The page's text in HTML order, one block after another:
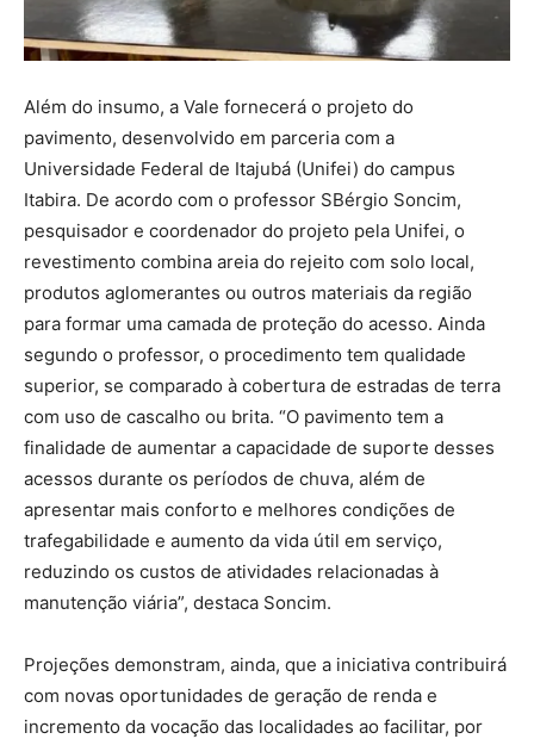
Além do insumo, a Vale fornecerá o projeto do
pavimento, desenvolvido em parceria com a
Universidade Federal de Itajubá (Unifei) do campus
Itabira. De acordo com o professor SBérgio Soncim,
pesquisador e coordenador do projeto pela Unifei, o
revestimento combina areia do rejeito com solo local,
produtos aglomerantes ou outros materiais da região
para formar uma camada de proteção do acesso. Ainda
segundo o professor, o procedimento tem qualidade
superior, se comparado à cobertura de estradas de terra
com uso de cascalho ou brita. “O pavimento tem a
finalidade de aumentar a capacidade de suporte desses
acessos durante os períodos de chuva, além de
apresentar mais conforto e melhores condições de
trafegabilidade e aumento da vida útil em serviço,
reduzindo os custos de atividades relacionadas à
manutenção viária”, destaca Soncim.
Projeções demonstram, ainda, que a iniciativa contribuirá
com novas oportunidades de geração de renda e
incremento da vocação das localidades ao facilitar, por